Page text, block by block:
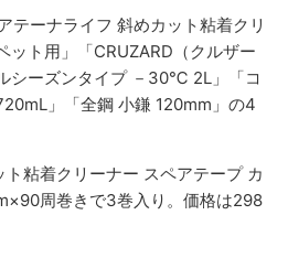
テーナライフ 斜めカット粘着クリ
ット用」「CRUZARD（クルザー
シーズンタイプ －30℃ 2L」「コ
」「全鋼 小鎌 120mm」の4
ト粘着クリーナー スペアテープ カ
周巻きで3巻入り。価格は298